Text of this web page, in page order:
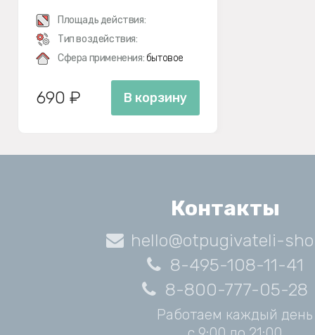
Площадь действия:
Тип воздействия:
Сфера применения: бытовое
690 ₽ В корзину
Контакты
hello@otpugivateli-
8-495-108-11-41
8-800-777-05-28
Работаем каждый день